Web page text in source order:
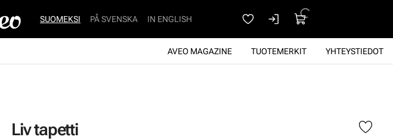
YHTEYSTIEDOT
TUOTEMERKIT
AVEO MAGAZINE
SUOMEKSI PÅ SVENSKA IN ENGLISH
Liv tapetti